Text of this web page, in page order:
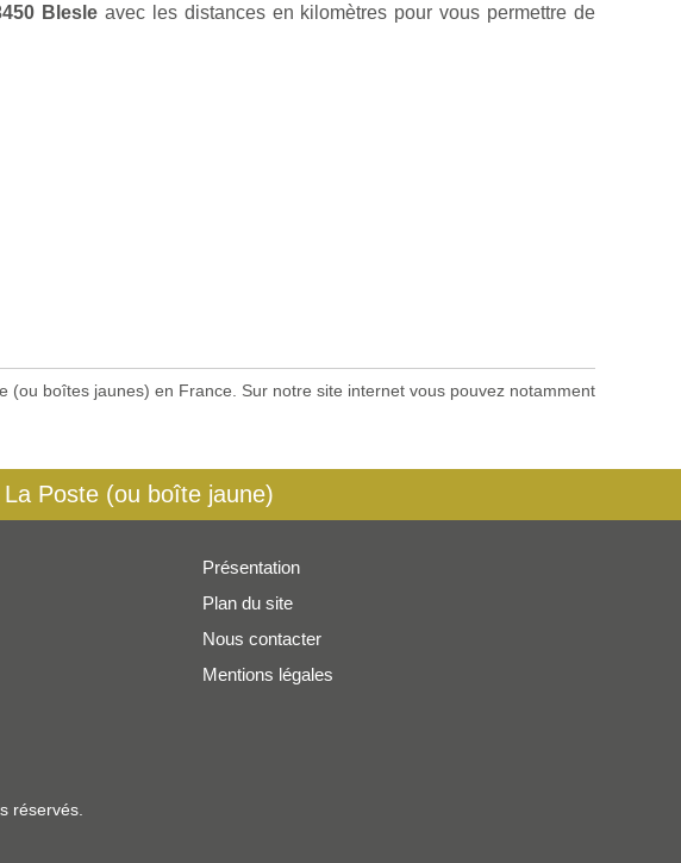
Blesle avec les distances en kilomètres pour vous permettre de
boîtes jaunes) en France. Sur notre site internet vous pouvez notamment
Poste (ou boîte jaune)
Présentation
Plan du site
Nous contacter
Mentions légales
réservés.